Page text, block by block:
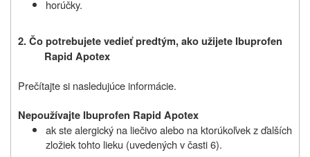
horúčky.
2. Čo potrebujete vedieť predtým, ako užijete Ibuprofen
Rapid Apotex
Prečítajte si nasledujúce informácie.
Nepoužívajte Ibuprofen Rapid Apotex
ak ste alergický na liečivo alebo na ktorúkoľvek z ďalších
zložiek tohto lieku (uvedených v časti 6).